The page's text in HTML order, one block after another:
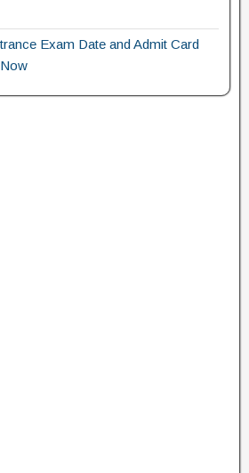
Exam Date and Admit Card